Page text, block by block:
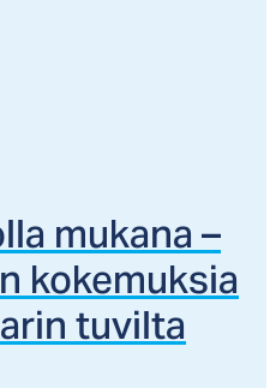
mu­ka­na –
ko­ke­muk­sia
tu­vil­ta